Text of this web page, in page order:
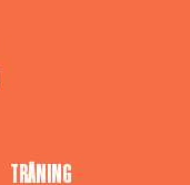
TRÄNING